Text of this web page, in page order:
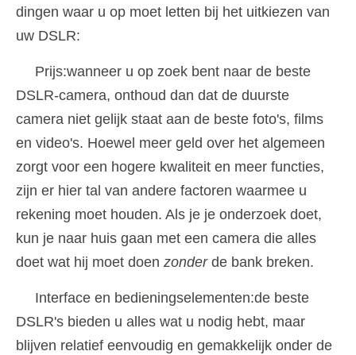
dingen waar u op moet letten bij het uitkiezen van
uw DSLR:
Prijs:wanneer u op zoek bent naar de beste
DSLR-camera, onthoud dan dat de duurste
camera niet gelijk staat aan de beste foto's, films
en video's. Hoewel meer geld over het algemeen
zorgt voor een hogere kwaliteit en meer functies,
zijn er hier tal van andere factoren waarmee u
rekening moet houden. Als je je onderzoek doet,
kun je naar huis gaan met een camera die alles
doet wat hij moet doen zonderde bank breken.
Interface en bedieningselementen:de beste
DSLR's bieden u alles wat u nodig hebt, maar
blijven relatief eenvoudig en gemakkelijk onder de